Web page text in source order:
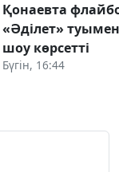
Қонаевта
«Әділет» туымен
шоу көрсетті
Бүгін, 16:44